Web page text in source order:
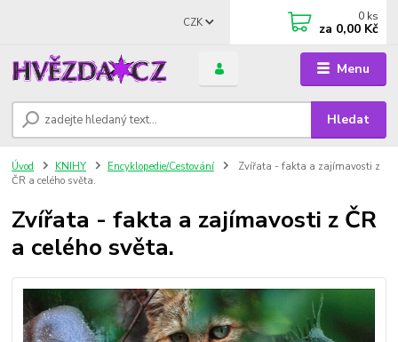
Menu
CZK
Hledat
0 ks
za 0,00 Kč
Úvod KNIHY Encyklopedie/Cestování
Zvířata - fakta a zajímavosti z
ČR a celého světa.
Zvířata - fakta a zajímavosti z ČR
a celého světa.